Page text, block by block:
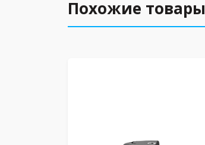
Похожие товары